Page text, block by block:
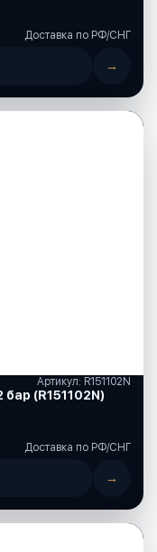
Доставка по РФ/СНГ
→
Артикул: R151102N
(R151102N)
Доставка по РФ/СНГ
→